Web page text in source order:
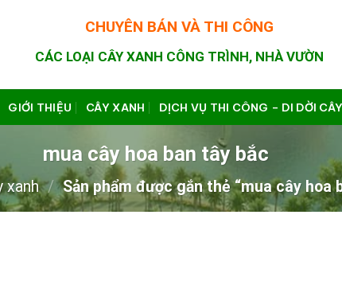
CHUYÊN BÁN VÀ THI CÔNG
CÁC LOẠI CÂY XANH CÔNG TRÌNH, NHÀ VƯỜN
GIỚI THIỆU CÂY XANH DỊCH VỤ THI CÔNG – DI DỜI
mua cây hoa ban tây bắc
xanh / Sản phẩm được gắn thẻ “mua cây hoa